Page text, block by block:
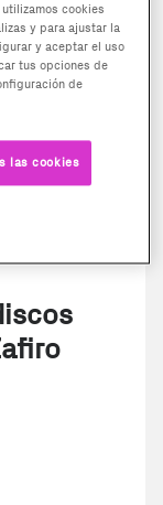
cookies
y para ajustar la
y aceptar el uso
tus opciones de
de
las cookies